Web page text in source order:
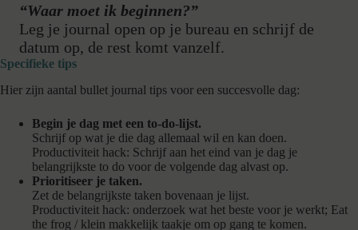
“Waar moet ik beginnen?”
Leg je journal open op je bureau en schrijf de
datum op, de rest komt vanzelf.
Specifieke tips
Hier zijn aantal bullet journal tips voor een succesvolle dag:
Begin je dag met een to-do-lijst.
Schrijf op wat je die dag allemaal wil en kan doen.
Productiviteit hack: Schrijf aan het eind van je dag je
belangrijkste to do voor de volgende dag alvast op.
Prioritiseer je taken.
Zet de belangrijkste taken bovenaan je lijst.
Productiviteit hack: onderzoek wat het beste voor je werkt; Eat
the frog / klein makkelijk taakje om op gang te komen.